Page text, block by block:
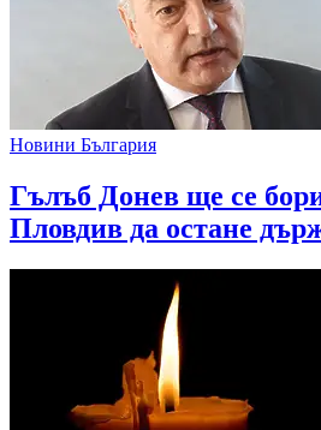
Новини България
Гълъб Донев ще се
Пловдив да остане